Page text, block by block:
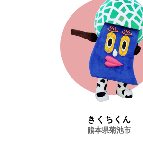
きくちくん
熊本県菊池市